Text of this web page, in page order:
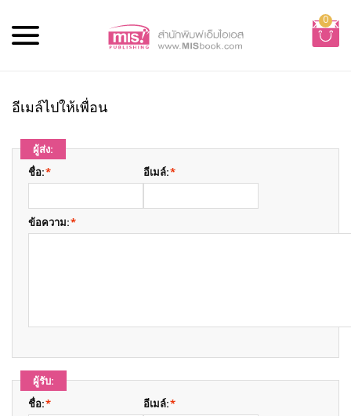
0
อีเมล์ไปให้เพื่อน
ผู้ส่ง:
*
ชื่อ: *
อีเมล์:
*
ข้อความ:
ผู้รับ:
*
ชื่อ: *
อีเมล์: